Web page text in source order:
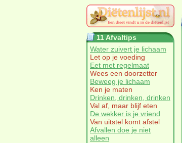
11 Afvaltips
Water zuivert je lichaam
Let op je voeding
Eet met regelmaat
Wees een doorzetter
Beweeg je lichaam
Ken je maten
Drinken, drinken, drinken
Val af, maar blijf eten
De wekker is je vriend
Van uitstel komt afstel
Afvallen doe je niet
alleen